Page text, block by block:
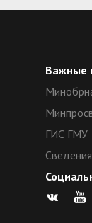
Важные
ГИС ГМУ